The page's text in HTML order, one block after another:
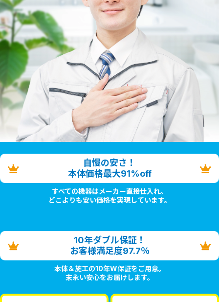
自慢の安さ！
本体価格最大91%off
すべての機器はメーカー直接仕入れ。
どこよりも安い価格を実現しています。
10年ダブル保証！
お客様満足度97.7％
本体＆施工の10年W保証をご用意。
末永い安心をお届けします。